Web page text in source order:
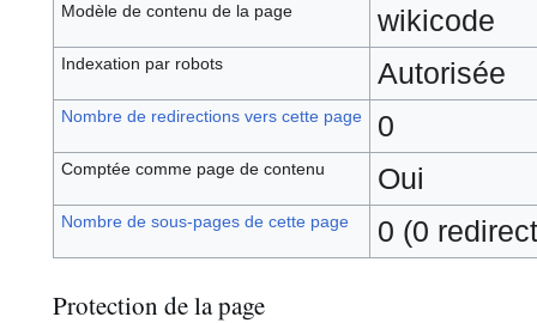
Modèle de contenu de la page wikicode
Indexation par robots Autorisée
Nombre de redirections vers cette page 0
Comptée comme page de contenu Oui
Nombre de sous-pages de cette page 0 (0
Protection de la page